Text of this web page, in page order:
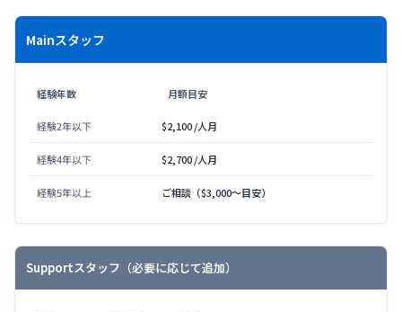
Mainスタッフ
経験年数 月額目安
経験2年以下 $2,100 /人月
経験4年以下 $2,700 /人月
経験5年以上 ご相談（$3,000〜目安）
Supportスタッフ（必要に応じて追加）